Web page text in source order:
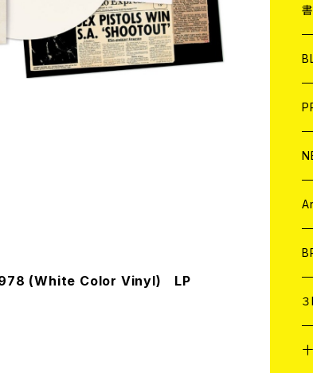
(White Color Vinyl) LP
７
LP